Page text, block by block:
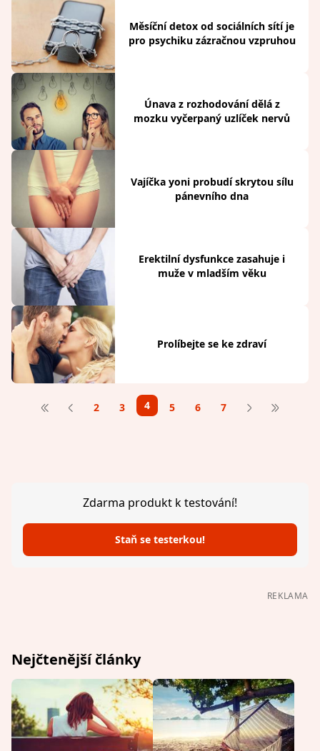
Měsíční detox od sociálních sítí je
pro psychiku zázračnou vzpruhou
Únava z rozhodování dělá z
mozku vyčerpaný uzlíček nervů
Vajíčka yoni probudí skrytou sílu
pánevního dna
Erektilní dysfunkce zasahuje i
muže v mladším věku
Prolíbejte se ke zdraví
2 3 4 5 6 7
Zdarma produkt k testování!
Staň se testerkou!
REKLAMA
Nejčtenější články